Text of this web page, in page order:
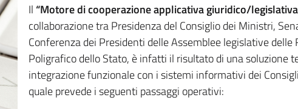
Il “Motore di cooperazione applicativa giuridico/
collaborazione tra Presidenza del Consiglio dei Ministri,
Conferenza dei Presidenti delle Assemblee legislative
Poligrafico dello Stato, è infatti il risultato di una soluzione
integrazione funzionale con i sistemi informativi dei
quale prevede i seguenti passaggi operativi: